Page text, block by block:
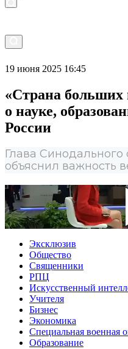
19 июня 2025 16:45
«Страна
о науке,
России
Глава
объяснил важность
Эксклюзив
Общество
Священники
РПЦ
Искусственный
Учителя
Бизнес
Экономика
Специальная военная
Образование